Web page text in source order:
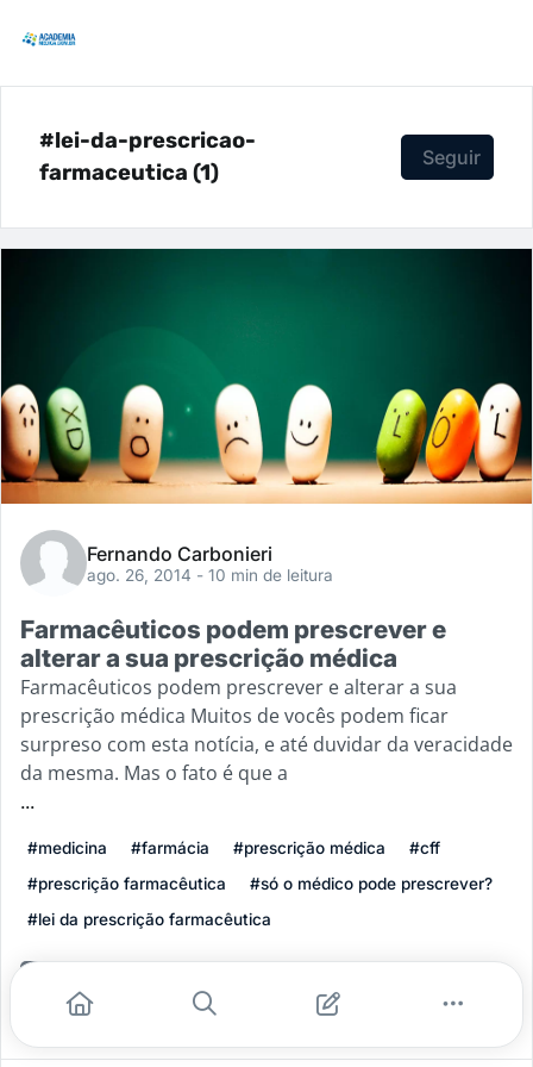
#lei-da-prescricao-
farmaceutica (1)
Seguir
Fernando Carbonieri
ago. 26, 2014 - 10 min de leitura
Farmacêuticos podem prescrever e
alterar a sua prescrição médica
Farmacêuticos podem prescrever e alterar a sua
prescrição médica Muitos de vocês podem ficar
surpreso com esta notícia, e até duvidar da veracidade
da mesma. Mas o fato é que a
...
#medicina #farmácia #prescrição médica
#cff
#prescrição farmacêutica
#só o médico pode prescrever?
#lei da prescrição farmacêutica